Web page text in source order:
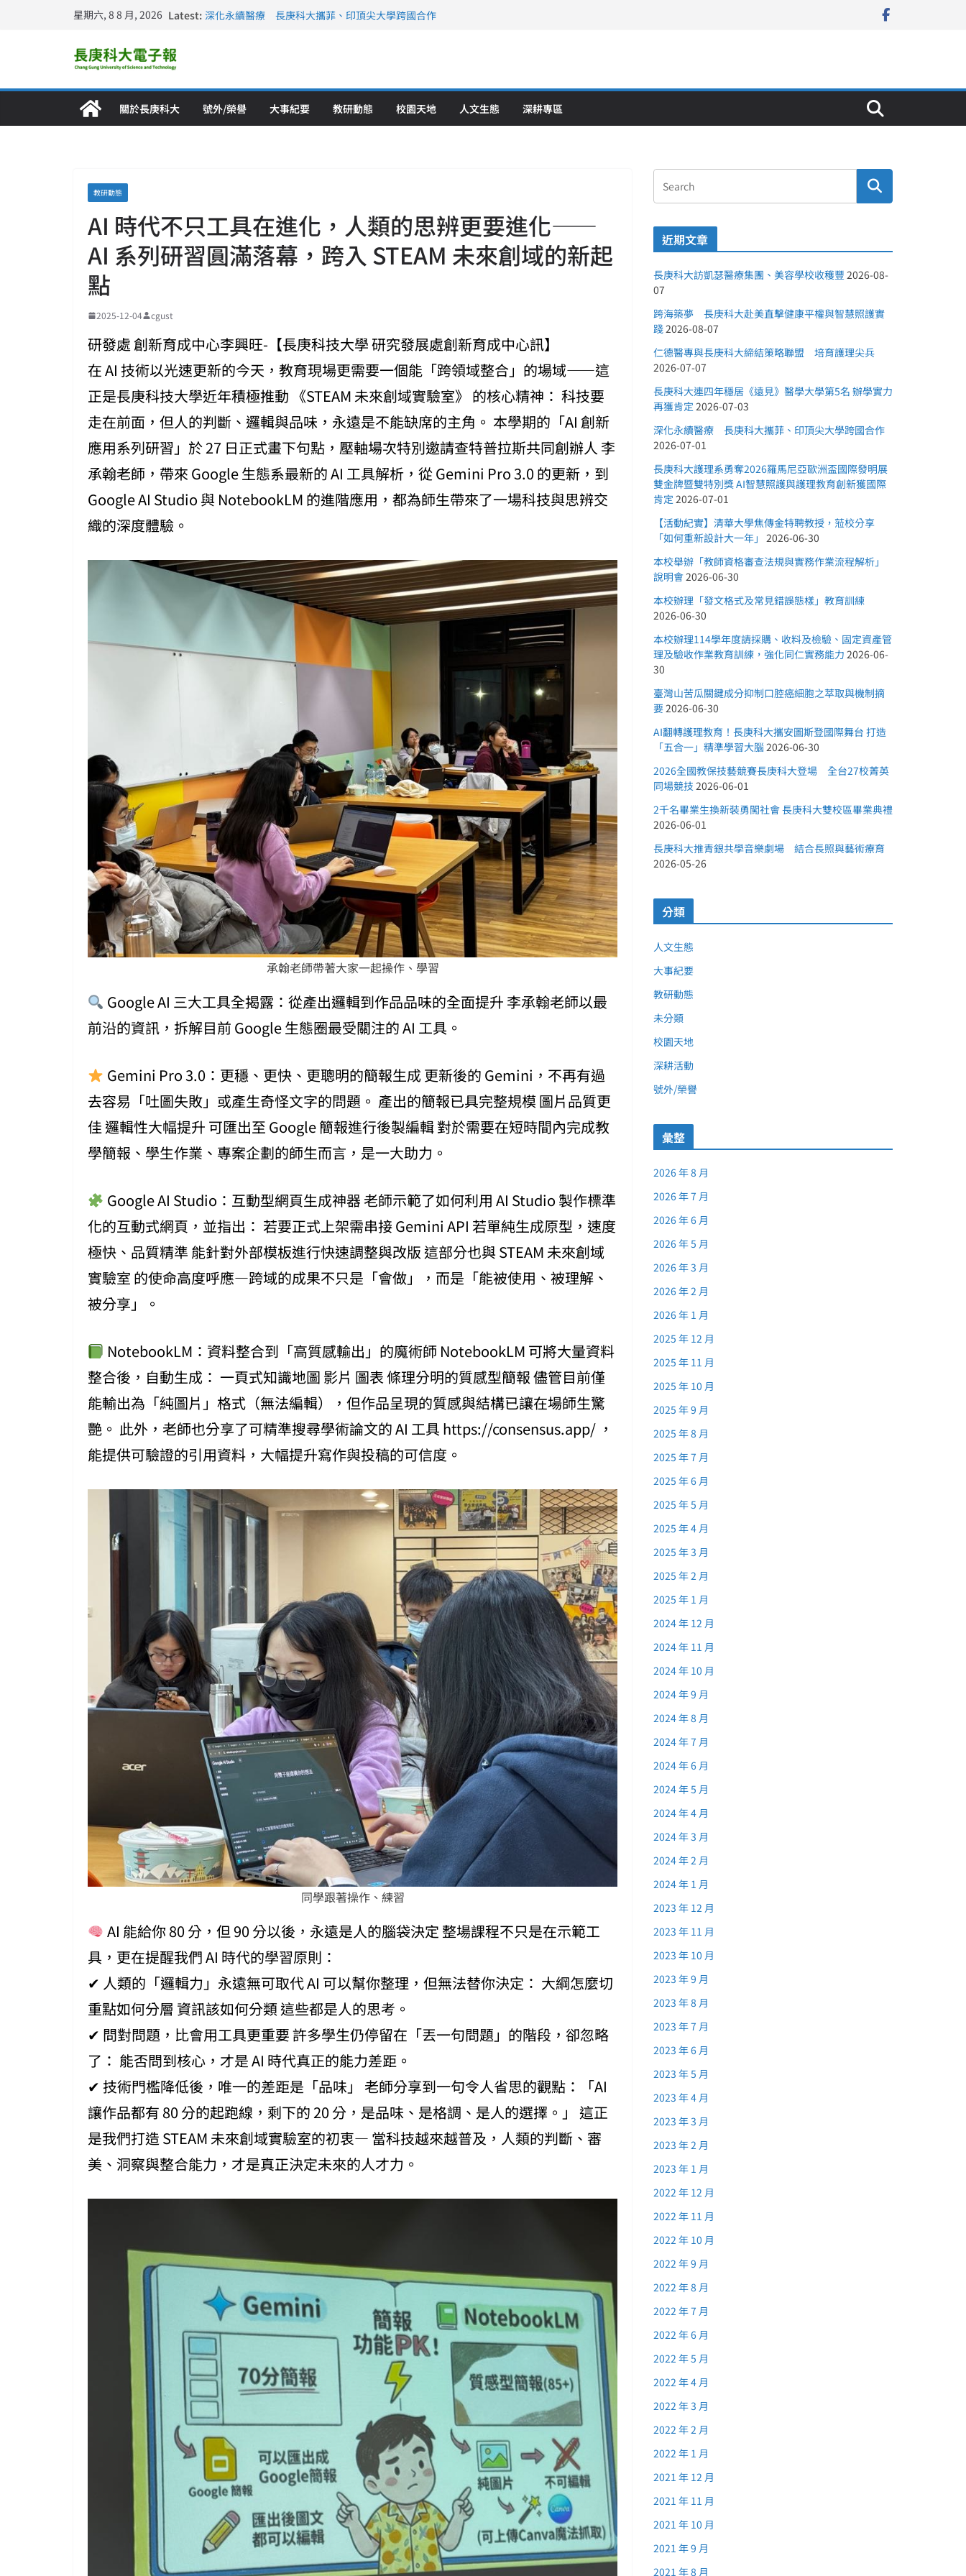
星期六, 8 8 月, 2026 Latest: 深化永續醫療 長庚科大攜菲、印頂尖大學跨國合作
關於長庚科大 號外/榮譽 大事紀要 教研動態 校園天地 人文生態 深耕專區
教研動態
AI 時代不只工具在進化，人類的思辨更要進化——
AI 系列研習圓滿落幕，跨入 STEAM 未來創域的新起
點
2025-12-04 cgust
研發處 創新育成中心李興旺-【長庚科技大學 研究發展處創新育成中心訊】
在 AI 技術以光速更新的今天，教育現場更需要一個能「跨領域整合」的場域——這
正是長庚科技大學近年積極推動 《STEAM 未來創域實驗室》 的核心精神： 科技要
走在前面，但人的判斷、邏輯與品味，永遠是不能缺席的主角。 本學期的「AI 創新
應用系列研習」於 27 日正式畫下句點，壓軸場次特別邀請查特普拉斯共同創辦人 李
承翰老師，帶來 Google 生態系最新的 AI 工具解析，從 Gemini Pro 3.0 的更新，到
Google AI Studio 與 NotebookLM 的進階應用，都為師生帶來了一場科技與思辨交
織的深度體驗。
承翰老師帶著大家一起操作、學習
Google AI 三大工具全揭露：從產出邏輯到作品品味的全面提升 李承翰老師以最
前沿的資訊，拆解目前 Google 生態圈最受關注的 AI 工具。
Gemini Pro 3.0：更穩、更快、更聰明的簡報生成 更新後的 Gemini，不再有過
去容易「吐圖失敗」或產生奇怪文字的問題。 產出的簡報已具完整規模 圖片品質更
佳 邏輯性大幅提升 可匯出至 Google 簡報進行後製編輯 對於需要在短時間內完成教
學簡報、學生作業、專案企劃的師生而言，是一大助力。
Google AI Studio：互動型網頁生成神器 老師示範了如何利用 AI Studio 製作標準
化的互動式網頁，並指出： 若要正式上架需串接 Gemini API 若單純生成原型，速度
極快、品質精準 能針對外部模板進行快速調整與改版 這部分也與 STEAM 未來創域
實驗室 的使命高度呼應—跨域的成果不只是「會做」，而是「能被使用、被理解、
被分享」。
NotebookLM：資料整合到「高質感輸出」的魔術師 NotebookLM 可將大量資料
整合後，自動生成： 一頁式知識地圖 影片 圖表 條理分明的質感型簡報 儘管目前僅
能輸出為「純圖片」格式（無法編輯），但作品呈現的質感與結構已讓在場師生驚
艷。 此外，老師也分享了可精準搜尋學術論文的 AI 工具 https://consensus.app/ ，
能提供可驗證的引用資料，大幅提升寫作與投稿的可信度。
同學跟著操作、練習
AI 能給你 80 分，但 90 分以後，永遠是人的腦袋決定 整場課程不只是在示範工
具，更在提醒我們 AI 時代的學習原則：
✔ 人類的「邏輯力」永遠無可取代 AI 可以幫你整理，但無法替你決定： 大綱怎麼切
重點如何分層 資訊該如何分類 這些都是人的思考。
✔ 問對問題，比會用工具更重要 許多學生仍停留在「丟一句問題」的階段，卻忽略
了： 能否問到核心，才是 AI 時代真正的能力差距。
✔ 技術門檻降低後，唯一的差距是「品味」 老師分享到一句令人省思的觀點：「AI
讓作品都有 80 分的起跑線，剩下的 20 分，是品味、是格調、是人的選擇。」 這正
是我們打造 STEAM 未來創域實驗室的初衷— 當科技越來越普及，人類的判斷、審
美、洞察與整合能力，才是真正決定未來的人才力。
近期文章
長庚科大訪凱瑟醫療集團、美容學校收穫豐 2026-08-
07
跨海築夢 長庚科大赴美直擊健康平權與智慧照護實
踐2026-08-07
仁德醫專與長庚科大締結策略聯盟 培育護理尖兵
2026-07-07
長庚科大連四年穩居《遠見》醫學大學第5名 辦學實力
再獲肯定 2026-07-03
深化永續醫療 長庚科大攜菲、印頂尖大學跨國合作
2026-07-01
長庚科大護理系勇奪2026羅馬尼亞歐洲盃國際發明展
雙金牌暨雙特別獎 AI智慧照護與護理教育創新獲國際
肯定 2026-07-01
【活動紀實】清華大學焦傳金特聘教授，蒞校分享
「如何重新設計大一年」 2026-06-30
本校舉辦「教師資格審查法規與實務作業流程解析」
說明會2026-06-30
本校辦理「發文格式及常見錯誤態樣」教育訓練
2026-06-30
本校辦理114學年度請採購、收料及檢驗、固定資產管
理及驗收作業教育訓練，強化同仁實務能力 2026-06-
30
臺灣山苦瓜關鍵成分抑制口腔癌細胞之萃取與機制摘
要2026-06-30
AI翻轉護理教育！長庚科大攜安圖斯登國際舞台 打造
「五合一」精準學習大腦 2026-06-30
2026全國教保技藝競賽長庚科大登場 全台27校菁英
同場競技 2026-06-01
2千名畢業生換新裝勇闖社會 長庚科大雙校區畢業典禮
2026-06-01
長庚科大推青銀共學音樂劇場 結合長照與藝術療育
2026-05-26
分類
人文生態
大事紀要
教研動態
未分類
校園天地
深耕活動
號外/榮譽
彙整
2026 年 8 月
2026 年 7 月
2026 年 6 月
2026 年 5 月
2026 年 3 月
2026 年 2 月
2026 年 1 月
2025 年 12 月
2025 年 11 月
2025 年 10 月
2025 年 9 月
2025 年 8 月
2025 年 7 月
2025 年 6 月
2025 年 5 月
2025 年 4 月
2025 年 3 月
2025 年 2 月
2025 年 1 月
2024 年 12 月
2024 年 11 月
2024 年 10 月
2024 年 9 月
2024 年 8 月
2024 年 7 月
2024 年 6 月
2024 年 5 月
2024 年 4 月
2024 年 3 月
2024 年 2 月
2024 年 1 月
2023 年 12 月
2023 年 11 月
2023 年 10 月
2023 年 9 月
2023 年 8 月
2023 年 7 月
2023 年 6 月
2023 年 5 月
2023 年 4 月
2023 年 3 月
2023 年 2 月
2023 年 1 月
2022 年 12 月
2022 年 11 月
2022 年 10 月
2022 年 9 月
2022 年 8 月
2022 年 7 月
2022 年 6 月
2022 年 5 月
2022 年 4 月
2022 年 3 月
2022 年 2 月
2022 年 1 月
2021 年 12 月
2021 年 11 月
2021 年 10 月
2021 年 9 月
2021 年 8 月